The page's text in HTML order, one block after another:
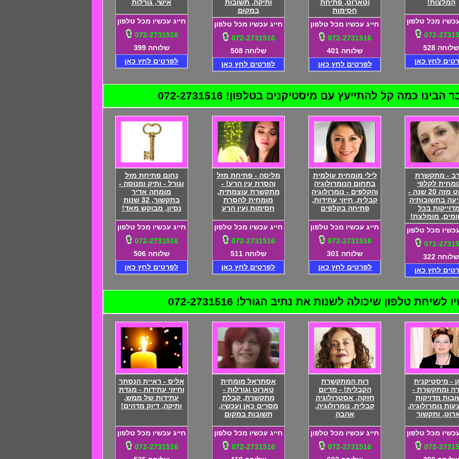
המלצות!
מכל טלפון
072-
שלוחה 528
לחץ כאן
וטארוט, פתיחת
חסימות
חייג עכשיו מכל טלפון
072-2731516
שלוחה 401
לפרטים לחץ כאן
ותיקה, תשובות
במקום
חייג עכשיו מכל טלפון
072-2731516
שלוחה 508
לפרטים לחץ כאן
אישי, גורלות
חייג עכשיו מכל טלפון
072-2731516
שלוחה 399
לפרטים לחץ כאן
כמה קל להתייעץ עם מיסטיקנים בטלפון! 072-2731516
- מתקשרת
לקלפי
טארוט מזה 20 שנה -
בתשובותיה
בכל
מומלצת!
מכל טלפון
072-
שלוחה 322
לחץ כאן
לילי מומחית עולמית
בתחום הנומרולוגיה
והקלפים - נומרולוגיה
קבלית, חיזוי עתידות,
פתיחה בקלפים
חייג עכשיו מכל טלפון
072-2731516
שלוחה 301
לפרטים לחץ כאן
מליסה - פתיחת מזל
והסרת עין הרע! -
מתקשרת עוצמתית,
מומחית להסרת
חסימות ועין הרע
חייג עכשיו מכל טלפון
072-2731516
שלוחה 511
לפרטים לחץ כאן
נחום פתיחת מזל
וגורל - ותיק ומנוסה -
מומחה אדיר
בתקשור, 32 שנות
נסיון, מבוקש מאד!
חייג עכשיו מכל טלפון
072-2731516
שלוחה 506
לפרטים לחץ כאן
טלפון שיכולה לשנות את נתיב הגורל! 072-2731516
- מיסטיקנית
ומתקשרת -
מדויקות
נומרולוגיה,
ותקשור
מכל טלפון
072-
רות המתקשרת
הקבלית! - מדיום
חזקה, אסטרולוגיה
קבלית, נומרולוגיה,
אהבה
חייג עכשיו מכל טלפון
072-2731516
אסתראל מומחית
טארוט וגורלות -
מתקשרת, קבלת
מסרים כאן ועכשיו,
תשובות במקום
חייג עכשיו מכל טלפון
072-2731516
אליס - ראיית הנסתר
וחיזוי עתידות - מגדת
עתידות של ממש,
ותיקה, דיוק מדהים!
חייג עכשיו מכל טלפון
072-2731516